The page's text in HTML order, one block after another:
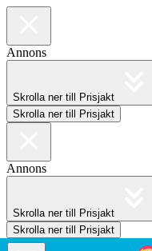
Annons
Skrolla ner till Prisjakt
Skrolla ner till Prisjakt
Annons
Skrolla ner till Prisjakt
Skrolla ner till Prisjakt